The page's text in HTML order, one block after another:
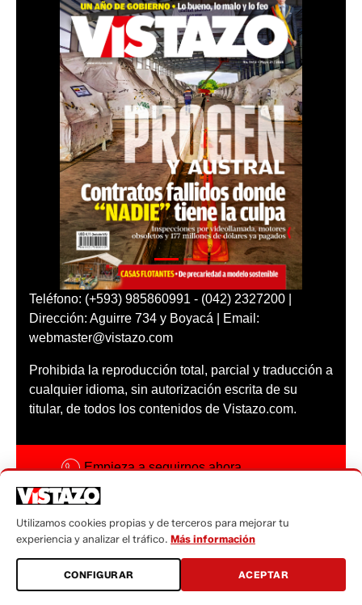
Teléfono: (+593) 985860991 - (042) 2327200 |
Dirección: Aguirre 734 y Boyacá | Email:
webmaster@vistazo.com
Prohibida la reproducción total, parcial y traducción a
cualquier idioma, sin autorización escrita de su
titular, de todos los contenidos de Vistazo.com.
Empieza a seguirnos ahora
Código ética
Sugerencias a:
sugerencias@vistazo.com
Utilizamos cookies propias y de terceros para mejorar tu
experiencia y analizar el tráfico. Más información
CONFIGURAR ACEPTAR